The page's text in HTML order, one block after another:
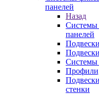
панелей
Назад
Системы
панелей
Системы
стенки